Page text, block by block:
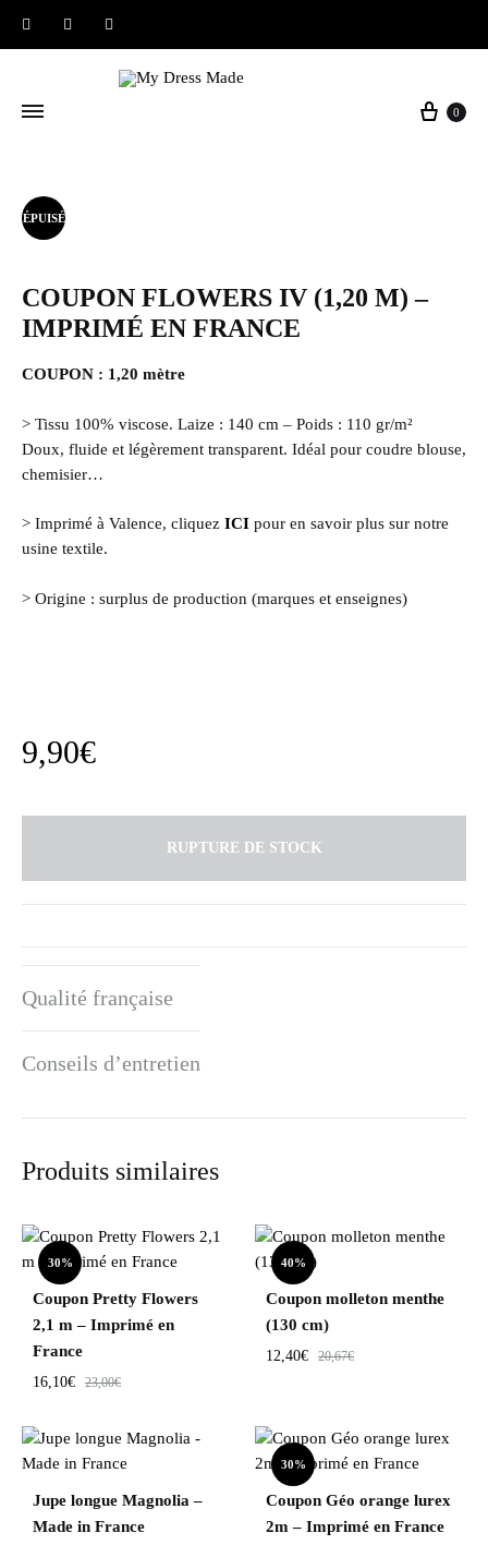
InstagramFacebook
Panier
0
ÉPUISÉ
COUPON FLOWERS IV (1,20 M) –
IMPRIMÉ EN FRANCE
COUPON : 1,20 mètre
> Tissu 100% viscose. Laize : 140 cm – Poids : 110 gr/m²
Doux, fluide et légèrement transparent. Idéal pour coudre blouse,
chemisier…
> Imprimé à Valence, cliquez ICI pour en savoir plus sur notre
usine textile.
> Origine : surplus de production (marques et enseignes)
9,90€
RUPTURE DE STOCK
Qualité française
Conseils d’entretien
Produits similaires
30%
Coupon Pretty Flowers
2,1 m – Imprimé en
France
16,10€ 23,00€
40%
Coupon molleton menthe
(130 cm)
12,40€ 20,67€
Jupe longue Magnolia –
Made in France
30%
Coupon Géo orange lurex
2m – Imprimé en France